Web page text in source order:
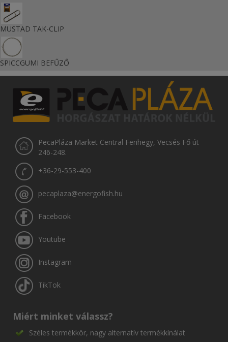
MUSTAD TAK-CLIP
SPICCGUMI BEFŰZŐ
PecaPláza Market Central Ferihegy, Vecsés Fő út
246-248.
+36-29-553-400
pecaplaza@energofish.hu
Facebook
Youtube
Instagram
TikTok
Miért minket válassz?
Széles termékkör, nagy alternatív termékkínálat